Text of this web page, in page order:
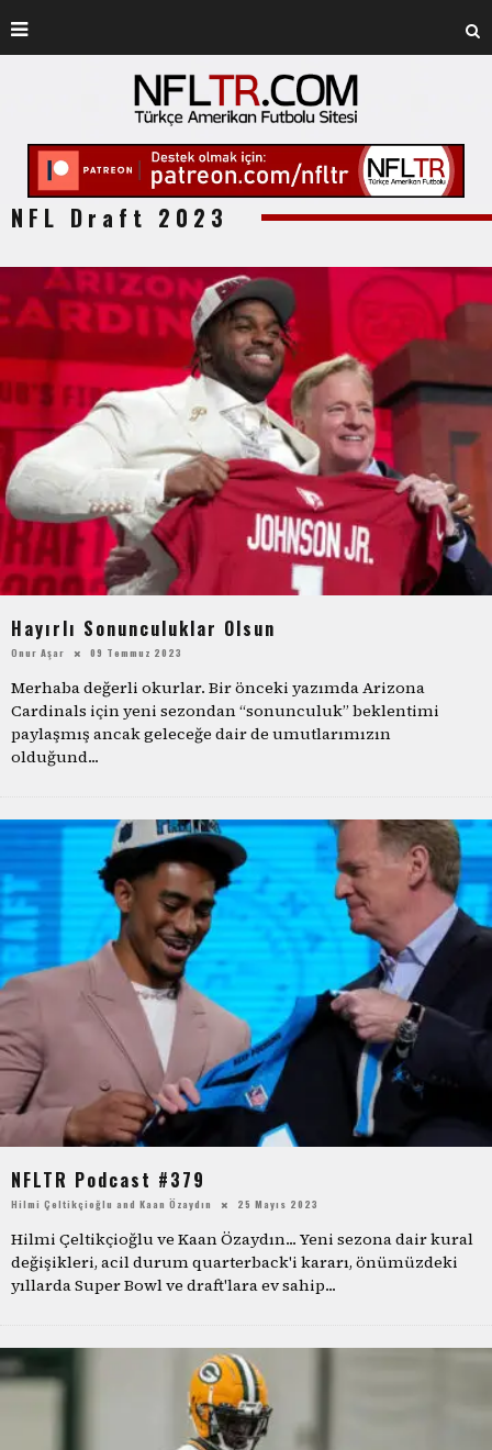
NFL Draft 2023
Hayırlı Sonunculuklar Olsun
Onur Aşar 09 Temmuz 2023
Merhaba değerli okurlar. Bir önceki yazımda Arizona
Cardinals için yeni sezondan “sonunculuk” beklentimi
paylaşmış ancak geleceğe dair de umutlarımızın
olduğund...
NFLTR Podcast #379
Hilmi Çeltikçioğlu and Kaan Özaydın 25 Mayıs 2023
Hilmi Çeltikçioğlu ve Kaan Özaydın... Yeni sezona dair kural
değişikleri, acil durum quarterback'i kararı, önümüzdeki
yıllarda Super Bowl ve draft'lara ev sahip...